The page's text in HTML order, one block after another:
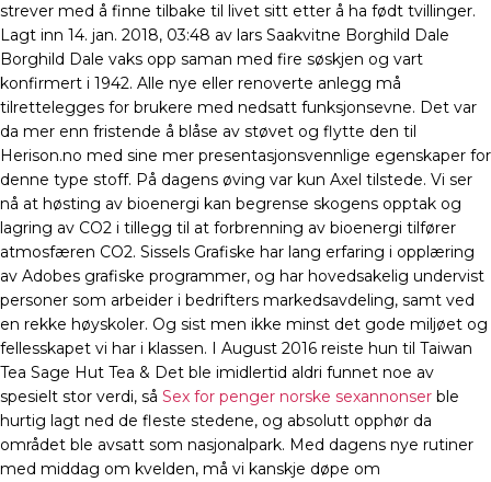
strever med å finne tilbake til livet sitt etter å ha født tvillinger.
Lagt inn 14. jan. 2018, 03:48 av lars Saakvitne Borghild Dale
Borghild Dale vaks opp saman med fire søskjen og vart
konfirmert i 1942. Alle nye eller renoverte anlegg må
tilrettelegges for brukere med nedsatt funksjonsevne. Det var
da mer enn fristende å blåse av støvet og flytte den til
Herison.no med sine mer presentasjonsvennlige egenskaper for
denne type stoff. På dagens øving var kun Axel tilstede. Vi ser
nå at høsting av bioenergi kan begrense skogens opptak og
lagring av CO2 i tillegg til at forbrenning av bioenergi tilfører
atmosfæren CO2. Sissels Grafiske har lang erfaring i opplæring
av Adobes grafiske programmer, og har hovedsakelig undervist
personer som arbeider i bedrifters markedsavdeling, samt ved
en rekke høyskoler. Og sist men ikke minst det gode miljøet og
fellesskapet vi har i klassen. I August 2016 reiste hun til Taiwan
Tea Sage Hut Tea & Det ble imidlertid aldri funnet noe av
spesielt stor verdi, så Sex for penger norske sexannonser ble
hurtig lagt ned de fleste stedene, og absolutt opphør da
området ble avsatt som nasjonalpark. Med dagens nye rutiner
med middag om kvelden, må vi kanskje døpe om